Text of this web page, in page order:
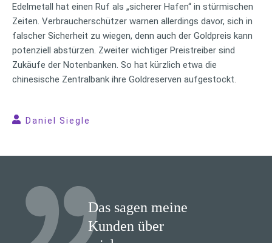
Edelmetall hat einen Ruf als „sicherer Hafen“ in stürmischen
Zeiten. Verbraucherschützer warnen allerdings davor, sich in
falscher Sicherheit zu wiegen, denn auch der Goldpreis kann
potenziell abstürzen. Zweiter wichtiger Preistreiber sind
Zukäufe der Notenbanken. So hat kürzlich etwa die
chinesische Zentralbank ihre Goldreserven aufgestockt.
Daniel Siegle
Das sagen meine
Kunden über